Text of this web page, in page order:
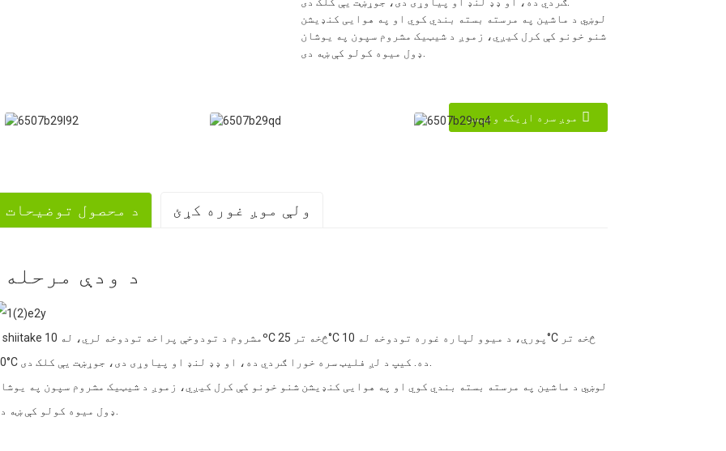
لوښي د ماشین په مرسته بسته بندي کوي او په هوایی کنډیشن
شنو خونو کې کرل کیږي، زموږ د شیټیک مشروم سپون په یوشان
موږ سره اړیکه ونیسئ
د محصول توضیحات ولې موږ غوره کړئ
د ودې مرحله
لوښي د ماشین په مرسته بسته بندي کوي او په هوایی کنډیشن شنو خونو کې کرل کیږي، زموږ د شیټیک مشروم سپون په
2. بډایه تجربه
3. قوي تولید وړتیا